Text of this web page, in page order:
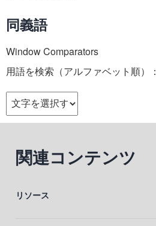
同義語
Window Comparators
用語を検索（アルファベット順）：
関連コンテンツ
リソース